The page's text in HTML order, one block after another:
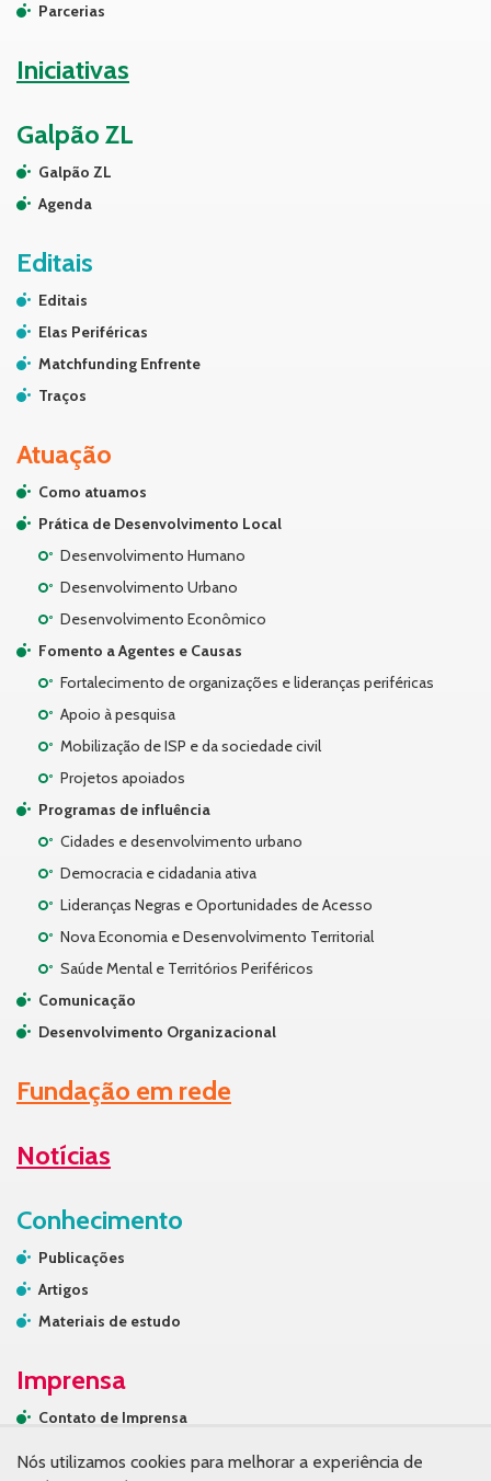
Parcerias
Iniciativas
Galpão ZL
Galpão ZL
Agenda
Editais
Editais
Elas Periféricas
Matchfunding Enfrente
Traços
Atuação
Como atuamos
Prática de Desenvolvimento Local
Desenvolvimento Humano
Desenvolvimento Urbano
Desenvolvimento Econômico
Fomento a Agentes e Causas
Fortalecimento de organizações e lideranças periféricas
Apoio à pesquisa
Mobilização de ISP e da sociedade civil
Projetos apoiados
Programas de influência
Cidades e desenvolvimento urbano
Democracia e cidadania ativa
Lideranças Negras e Oportunidades de Acesso
Nova Economia e Desenvolvimento Territorial
Saúde Mental e Territórios Periféricos
Comunicação
Desenvolvimento Organizacional
Fundação em rede
Notícias
Conhecimento
Publicações
Artigos
Materiais de estudo
Imprensa
Contato de Imprensa
Nós utilizamos cookies para melhorar a experiência de